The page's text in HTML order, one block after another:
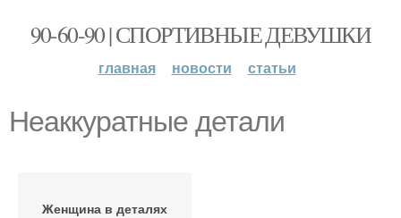
90-60-90 | СПОРТИВНЫЕ ДЕВУШКИ
главная новости статьи
Неаккуратные детали
Женщина в деталях